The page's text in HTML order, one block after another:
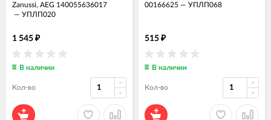
Zanussi, AEG 140055636017
— УПЛП020
1 545 ₽
В наличии
Кол-во
00166625 — УПЛП068
515 ₽
В наличии
Кол-во